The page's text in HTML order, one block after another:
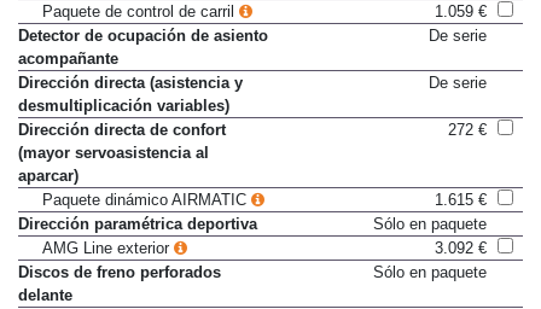
Paquete de control de carril
1.059 €
Detector de ocupación de asiento
acompañante
De serie
Dirección directa (asistencia y
desmultiplicación variables)
De serie
Dirección directa de confort
(mayor servoasistencia al
aparcar)
272 €
Paquete dinámico AIRMATIC
1.615 €
Dirección paramétrica deportiva
Sólo en paquete
AMG Line exterior
3.092 €
Discos de freno perforados
delante
Sólo en paquete